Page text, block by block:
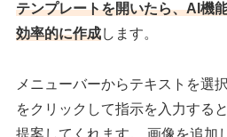
テンプレートを開いたら、AI機
効率的に作成します。
メニューバーからテキストを選
をクリックして指示を入力する
提案してくれます。 画像を追加